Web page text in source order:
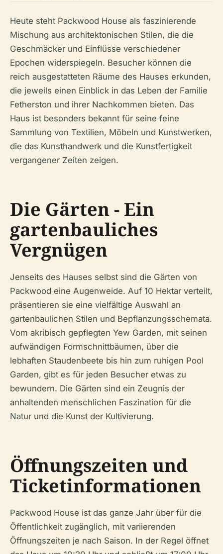
Heute steht Packwood House als faszinierende
Mischung aus architektonischen Stilen, die die
Geschmäcker und Einflüsse verschiedener
Epochen widerspiegeln. Besucher können die
reich ausgestatteten Räume des Hauses erkunden,
die jeweils einen Einblick in das Leben der Familie
Fetherston und ihrer Nachkommen bieten. Das
Haus ist besonders bekannt für seine feine
Sammlung von Textilien, Möbeln und Kunstwerken,
die das Kunsthandwerk und die Kunstfertigkeit
vergangener Zeiten zeigen.
Die Gärten - Ein
gartenbauliches
Vergnügen
Jenseits des Hauses selbst sind die Gärten von
Packwood eine Augenweide. Auf 10 Hektar verteilt,
präsentieren sie eine vielfältige Auswahl an
gartenbaulichen Stilen und Bepflanzungsschemata.
Vom akribisch gepflegten Yew Garden, mit seinen
aufwändigen Formschnittbäumen, über die
lebhaften Staudenbeete bis hin zum ruhigen Pool
Garden, gibt es für jeden Besucher etwas zu
bewundern. Die Gärten sind ein Zeugnis der
anhaltenden menschlichen Faszination für die
Natur und die Kunst der Kultivierung.
Öffnungszeiten und
Ticketinformationen
Packwood House ist das ganze Jahr über für die
Öffentlichkeit zugänglich, mit variierenden
Öffnungszeiten je nach Saison. In der Regel öffnet